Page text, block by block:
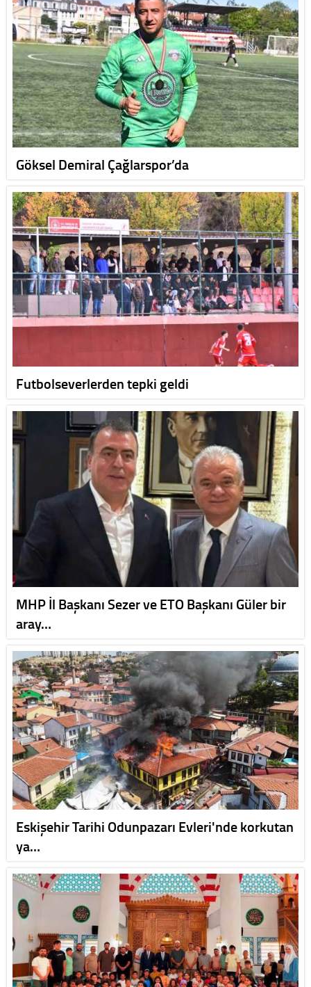
Göksel Demiral Çağlarspor’da
Futbolseverlerden tepki geldi
MHP İl Başkanı Sezer ve ETO Başkanı Güler bir
aray…
Eskişehir Tarihi Odunpazarı Evleri'nde korkutan
ya…